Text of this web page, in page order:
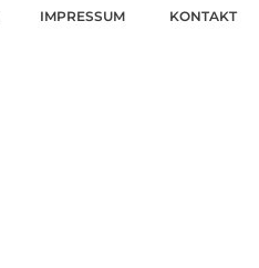
IMPRESSUM KONTAKT